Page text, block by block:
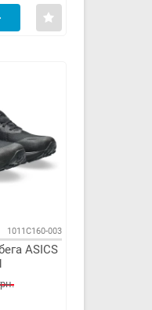
1011C160-003
ASICS